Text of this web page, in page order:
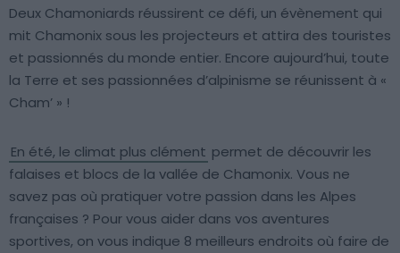
Deux Chamoniards réussirent ce défi, un évènement qui
mit Chamonix sous les projecteurs et attira des touristes
et passionnés du monde entier. Encore aujourd’hui, toute
la Terre et ses passionnées d’alpinisme se réunissent à «
Cham’ » !
En été, le climat plus clément permet de découvrir les
falaises et blocs de la vallée de Chamonix. Vous ne
savez pas où pratiquer votre passion dans les Alpes
françaises ? Pour vous aider dans vos aventures
sportives, on vous indique 8 meilleurs endroits où faire de